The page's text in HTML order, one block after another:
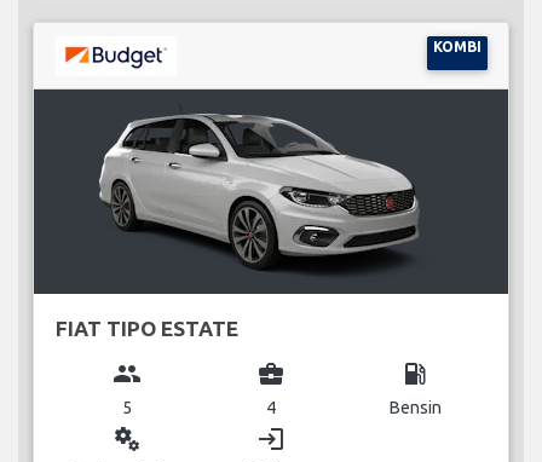
KOMBI
FIAT TIPO ESTATE
group
5
business_center
4
local_gas_station
Bensin
miscellaneous_services login